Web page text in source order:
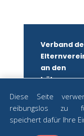
Verband
an den
höheren
Diese Seite
reibungslos zu
speichert dafür Ihre